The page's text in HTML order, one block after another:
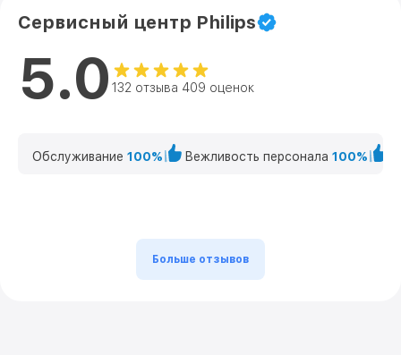
Сервисный центр Philips
5.0 132 отзыва 409 оценок
Обслуживание 100% Вежливость персонала 100%
Больше отзывов